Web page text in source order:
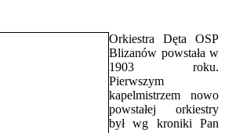
Orkiestra Dęta OSP
Blizanów powstała w
1903 roku.
Pierwszym
kapelmistrzem nowo
powstałej orkiestry
był wg kroniki Pan